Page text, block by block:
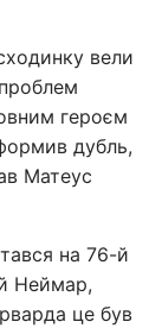
вели
героєм
дубль,
Матеус
на 76-й
Неймар,
це був